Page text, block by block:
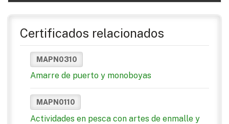
Certificados relacionados
MAPN0310
Amarre de puerto y monoboyas
MAPN0110
Actividades en pesca con artes de enmalle y